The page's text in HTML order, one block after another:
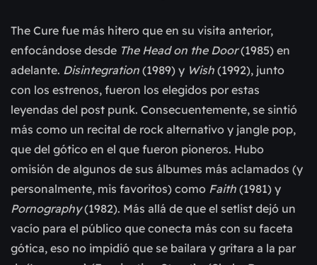
The Cure fue más hitero que en su visita anterior,
enfocándose desde The Head on the Door(1985) en
adelante. Disintegration (1989) y Wish (1992), junto
con los estrenos, fueron los elegidos por estas
leyendas del post punk. Consecuentemente, se sintió
más como un recital de rock alternativo y jangle pop,
que del gótico en el que fueron pioneros. Hubo
omisión de algunos de sus álbumes más aclamados (y
personalmente, mis favoritos) como Faith (1981) y
Pornography(1982). Más allá de que el setlist dejó un
vacío para el público que conecta más con su faceta
gótica, eso no impidió que se bailara y gritara a la par